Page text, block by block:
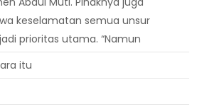
keselamatan semua unsur
prioritas utama. “Namun
itu